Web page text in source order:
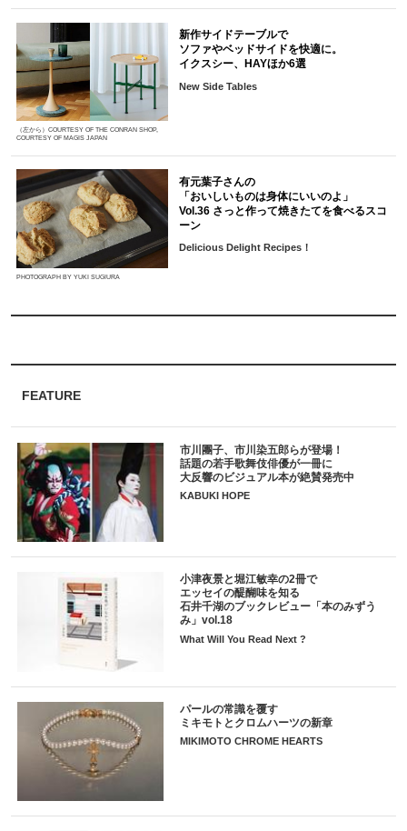
FEATURE
市川團子、市川染五郎らが登場！
話題の若手歌舞伎俳優が一冊に
大反響のビジュアル本が絶賛発売中
KABUKI HOPE
小津夜景と堀江敏幸の2冊で
エッセイの醍醐味を知る
石井千湖のブックレビュー「本のみずう
み」vol.18
What Will You Read Next ?
パールの常識を覆す
ミキモトとクロムハーツの新章
MIKIMOTO CHROME HEARTS
（左から）COURTESY OF THE CONRAN SHOP,
COURTESY OF MAGIS JAPAN
新作サイドテーブルで
ソファやベッドサイドを快適に。
イクスシー、HAYほか6選
New Side Tables
PHOTOGRAPH BY YUKI SUGIURA
有元葉子さんの
「おいしいものは身体にいいのよ」
Vol.36 さっと作って焼きたてを食べるスコ
ーン
Delicious Delight Recipes！